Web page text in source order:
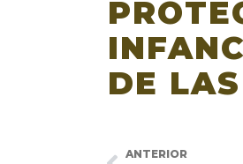
DE
ANTERIOR